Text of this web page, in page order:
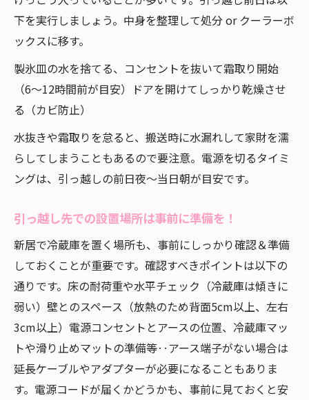
下を実行しましょう。中身を整理して処分 or クーラーボ
ックスに移す。
製氷皿の水を捨てる、コンセントを抜いて霜取り開始
（6〜12時間前が目安）ドアを開けてしっかり乾燥させ
る（カビ防止）
水抜きや霜取りを怠ると、搬送時に水漏れして家財を濡
らしてしまうこともあるので要注意。電源を切るタイミ
ングは、引っ越しの前日夜〜当日朝が目安です。
引っ越し先での設置場所は事前に準備を！
新居で冷蔵庫を置く場所も、事前にしっかり確認＆準備
しておくことが重要です。確認すべきポイントは以下の
通りです。床の耐荷重や水平チェック（冷蔵庫は傾きに
弱い）壁とのスペース（放熱のため背面5cm以上、左右
3cm以上）電源コンセントとアースの位置、冷蔵庫マッ
トや滑り止めマットの準備等‥アース端子がない場合は
延長ケーブルやアダプターが必要になることもありま
す。電源コードが届くかどうかも、事前に見ておくと安